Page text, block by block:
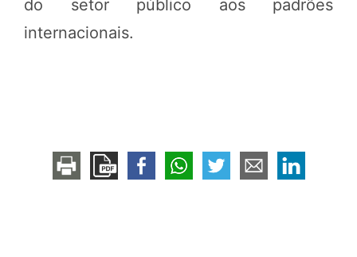
do setor público aos padrões
internacionais.